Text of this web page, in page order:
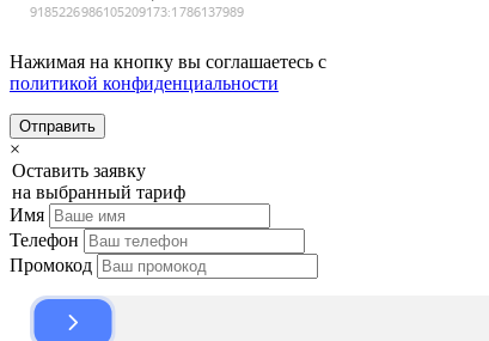
Нажимая на кнопку вы соглашаетесь с
политикой конфиденциальности
Отправить
×
Оставить заявку
на выбранный тариф
Имя
Телефон
Промокод